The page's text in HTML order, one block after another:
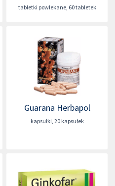
tabletki powlekane, 60 tabletek
Guarana Herbapol
kapsułki, 20 kapsułek